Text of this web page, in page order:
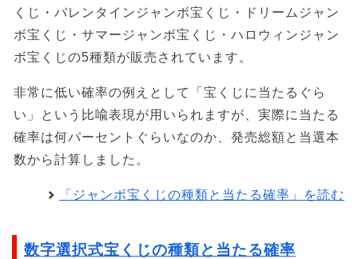
くじ・バレンタインジャンボ宝くじ・ドリームジャン
ボ宝くじ・サマージャンボ宝くじ・ハロウィンジャン
ボ宝くじの5種類が販売されています。
非常に低い確率の例えとして「宝くじに当たるぐら
い」という比喩表現が用いられますが、実際に当たる
確率は何パーセントぐらいなのか、発売総額と当選本
数から計算しました。
「ジャンボ宝くじの種類と当たる確率」を読む
数字選択式宝くじの種類と当たる確率